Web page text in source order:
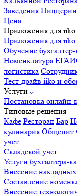
Заведения Пиццерии
Цена
Приложения для iiko
Приложения для iiko
Обучение бухгалтер-
Номенклатура
логистика
Тест-драйв iiko и
Услуги
Постановка онлайн-
Типовые решения
Кафе Ресторан Бар
кулинария Общепит
учет
Складской учет
Услуги бухгалтера-
Внесение накладных
Составление
Внесение